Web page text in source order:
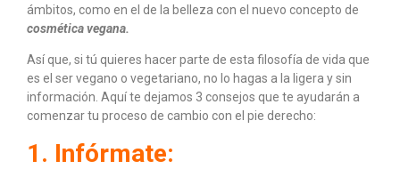
ámbitos, como en el de la belleza con el nuevo concepto de
cosmética vegana.
Así que, si tú quieres hacer parte de esta filosofía de vida que
es el ser vegano o vegetariano, no lo hagas a la ligera y sin
información. Aquí te dejamos 3 consejos que te ayudarán a
comenzar tu proceso de cambio con el pie derecho:
1. Infórmate: